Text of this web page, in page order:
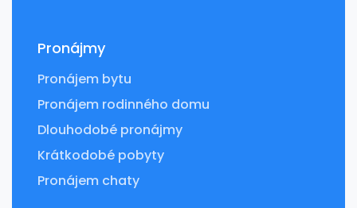
Pronájmy
Pronájem bytu
Pronájem rodinného domu
Dlouhodobé pronájmy
Krátkodobé pobyty
Pronájem chaty